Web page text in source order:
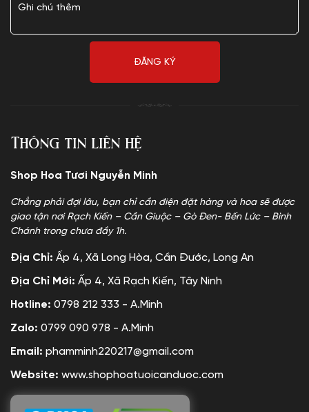
Thông tin liên hệ
Shop Hoa Tươi Nguyễn Minh
Chẳng phải đợi lâu, bạn chỉ cần điện đặt hàng và hoa sẽ được
giao tận nơi Rạch Kiến – Cần Giuộc – Gò Đen- Bến Lức – Bình
Chánh trong chưa đầy 1h.
Địa Chỉ: Ấp 4, Xã Long Hòa, Cần Đước, Long An
Địa Chỉ Mới: Ấp 4, Xã Rạch Kiến, Tây Ninh
Hotline: 0798 212 333 - A.Minh
Zalo: 0799 090 978 - A.Minh
Email: phamminh220217@gmail.com
Website: www.shophoatuoicanduoc.com